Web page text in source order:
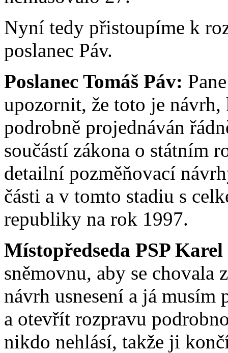
Nyní tedy přistoupíme k
poslanec Páv.
Poslanec Tomáš Páv:
upozornit, že toto je návrh,
podrobně projednáván
součástí zákona o státním
detailní pozměňovací
části a v tomto stadiu s
republiky na rok 1997.
Místopředseda PSP
sněmovnu, aby se chovala
návrh usnesení a já musím
a otevřít rozpravu
nikdo nehlásí, takže ji